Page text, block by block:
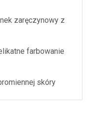
zaręczynowy z
farbowanie
skóry